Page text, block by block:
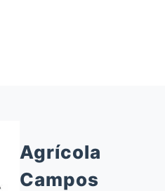
Agrícola
Campos